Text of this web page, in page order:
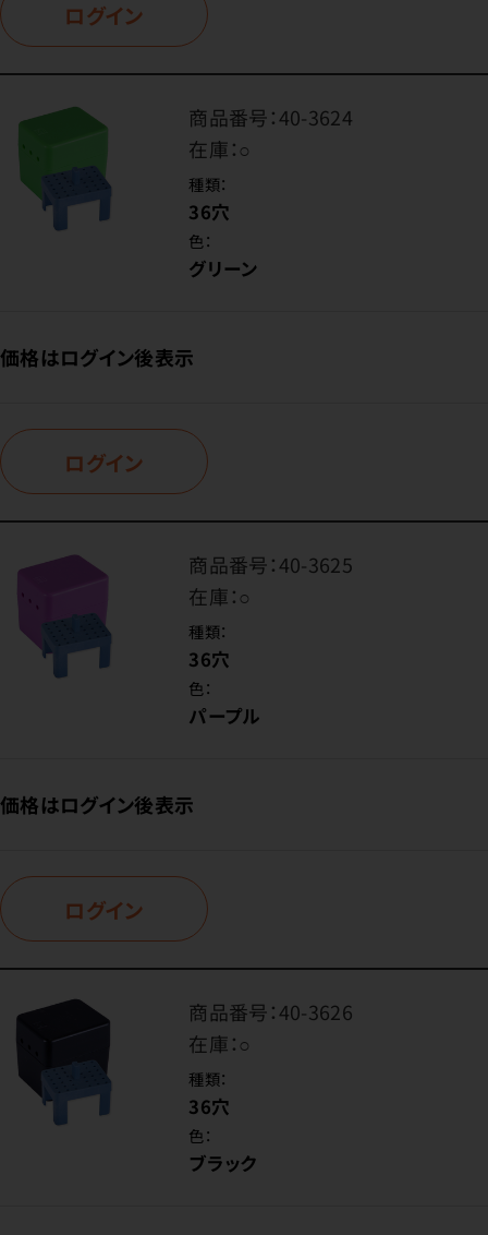
ログイン
商品番号：40-3624
在庫：○
種類：
36穴
色：
グリーン
価格はログイン後表示
ログイン
商品番号：40-3625
在庫：○
種類：
36穴
色：
パープル
価格はログイン後表示
ログイン
商品番号：40-3626
在庫：○
種類：
36穴
色：
ブラック